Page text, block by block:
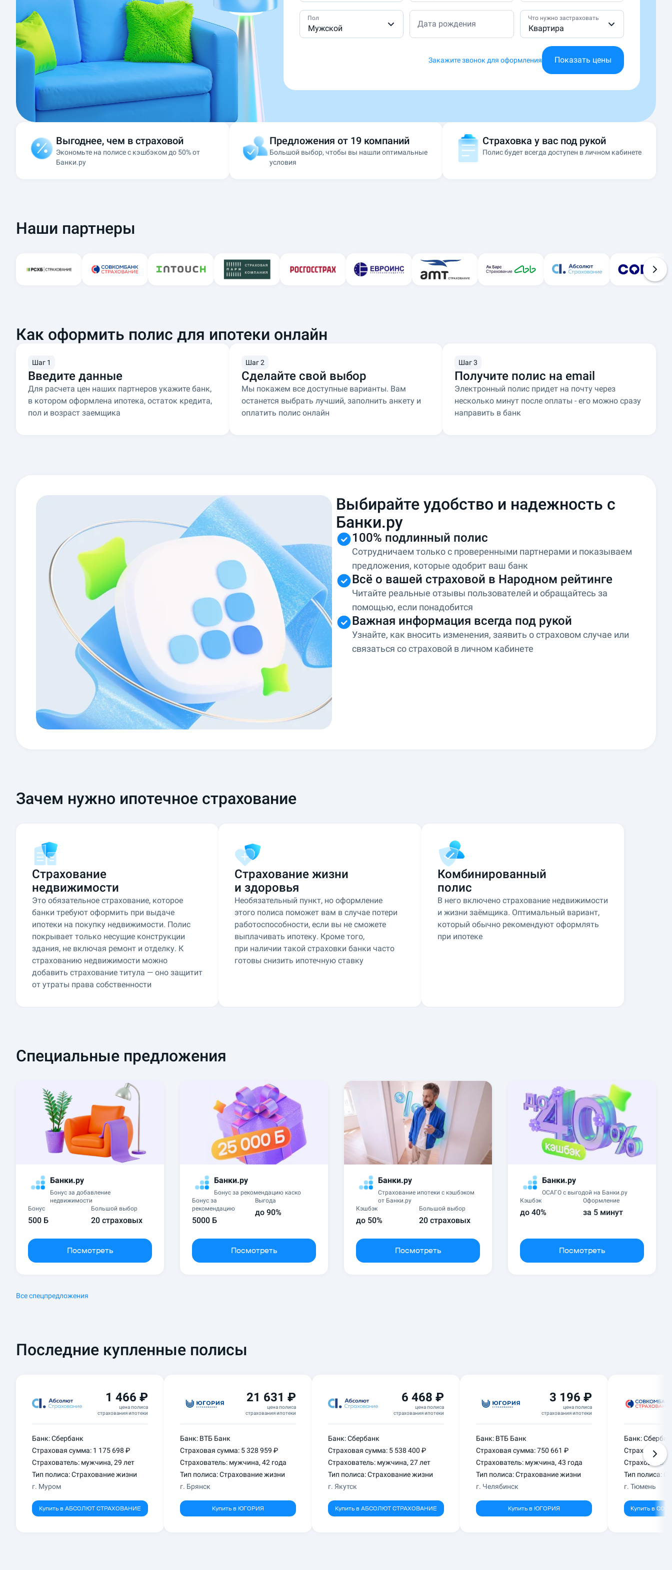
для
ипотеки
онлайн
сравнить
предложения
от
страховых
компаний,
аккредитованных
банками.
Заполните
персональные
данные
и
страхование
ипотеки
онлайн
Пол
Мужской Дата рождения
Что нужно застраховать
Квартира
Закажите звонок для оформления Показать цены
Выгоднее, чем в страховой
Экономьте на полисе с кэшбэком до 50% от
Банки.ру
Предложения от 19 компаний
Большой выбор, чтобы вы нашли оптимальные
условия
Страховка у вас под рукой
Полис будет всегда доступен в личном кабинете
Наши партнеры
Как оформить полис для ипотеки онлайн
Шаг 1
Введите данные
Для расчета цен наших партнеров укажите банк,
в котором оформлена ипотека, остаток кредита,
пол и возраст заемщика
Шаг 2
Сделайте свой выбор
Мы покажем все доступные варианты. Вам
останется выбрать лучший, заполнить анкету и
оплатить полис онлайн
Шаг 3
Получите полис на email
Электронный полис придет на почту через
несколько минут после оплаты - его можно сразу
направить в банк
Выбирайте удобство и надежность с
Банки.ру
100% подлинный полис
Сотрудничаем только с проверенными партнерами и показываем
предложения, которые одобрит ваш банк
Всё о вашей страховой в Народном рейтинге
Читайте реальные отзывы пользователей и обращайтесь за
помощью, если понадобится
Важная информация всегда под рукой
Узнайте, как вносить изменения, заявить о страховом случае или
связаться со страховой в личном кабинете
Зачем нужно ипотечное страхование
Страхование
недвижимости
Это обязательное страхование, которое
банки требуют оформить при выдаче
ипотеки на покупку недвижимости. Полис
покрывает только несущие конструкции
здания, не включая ремонт и отделку. К
страхованию недвижимости можно
добавить страхование титула — оно защитит
от утраты права собственности
Страхование жизни
и здоровья
Необязательный пункт, но оформление
этого полиса поможет вам в случае потери
работоспособности, если вы не сможете
выплачивать ипотеку. Кроме того,
при наличии такой страховки банки часто
готовы снизить ипотечную ставку
Комбинированный
полис
В него включено страхование недвижимости
и жизни заёмщика. Оптимальный вариант,
который обычно рекомендуют оформлять
при ипотеке
Специальные предложения
Банки.ру
Бонус за добавление
недвижимости
Бонус
500 Б
Большой выбор
20 страховых
Посмотреть
Банки.ру
Бонус за рекомендацию каско
Бонус за
рекомендацию
5000 Б
Выгода
до 90%
Посмотреть
Банки.ру
Страхование ипотеки с кэшбэком
от Банки.ру
Кэшбэк
до 50%
Большой выбор
20 страховых
Посмотреть
Банки.ру
ОСАГО с выгодой на Банки.ру
Кэшбэк
до 40%
Оформление
за 5 минут
Посмотреть
Все спецпредложения
Последние купленные полисы
1 466 ₽
цена полиса
страхования ипотеки
Банк:Сбербанк
Страховая сумма: 1 175 698 ₽
Страхователь: мужчина, 29 лет
Тип полиса: Страхованиежизни
г. Муром
Купить в АБСОЛЮТ СТРАХОВАНИЕ
21 631 ₽
цена полиса
страхования ипотеки
Банк: ВТБ Банк
Страховая сумма: 5 328 959 ₽
Страхователь: мужчина, 42 года
Тип полиса: Страхованиежизни
г. Брянск
Купить в ЮГОРИЯ
6 468 ₽
цена полиса
страхования ипотеки
Банк:Сбербанк
Страховая сумма: 5 538 400 ₽
Страхователь: мужчина, 27 лет
Тип полиса: Страхованиежизни
г. Якутск
Купить в АБСОЛЮТ СТРАХОВАНИЕ
3 196 ₽
цена полиса
страхования ипотеки
Банк: ВТБ Банк
Страховая сумма:750 661 ₽
Страхователь: мужчина, 43 года
Тип полиса: Страхованиежизни
г. Челябинск
Купить в ЮГОРИЯ
Банк:
Страховая
Тип полиса:
г. Тюмень
Купить в